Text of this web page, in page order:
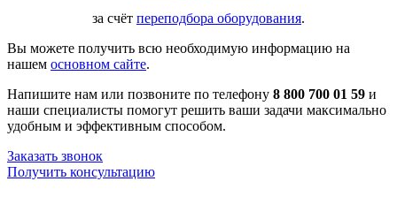
за счёт переподбора оборудования.
Вы можете получить всю необходимую информацию на
нашем основном сайте.
Напишите нам или позвоните по телефону 8 800 700 01 59 и
наши специалисты помогут решить ваши задачи максимально
удобным и эффективным способом.
Заказать звонок
Получить консультацию